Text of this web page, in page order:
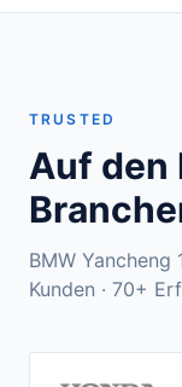
TRUSTED
Auf den
BMW Yancheng
Kunden · 70+